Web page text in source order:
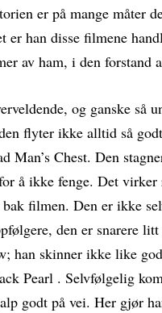
er på mange måter
er han disse filmene
av ham, i den forstand
og ganske så
flyter ikke alltid så
Man’s Chest. Den
å ikke fenge. Det
filmen. Den er ikke
den er snarere
han skinner ikke like
Pearl . Selvfølgelig
godt på vei. Her gjør